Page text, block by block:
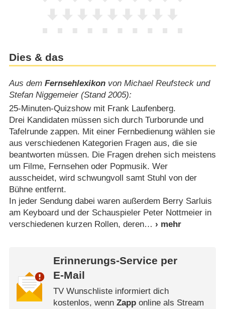
Dies & das
Aus dem Fernsehlexikonvon Michael Reufsteck und
Stefan Niggemeier (Stand 2005):
25-Minuten-Quizshow mit Frank Laufenberg.
Drei Kandidaten müssen sich durch Turborunde und
Tafelrunde zappen. Mit einer Fernbedienung wählen sie
aus verschiedenen Kategorien Fragen aus, die sie
beantworten müssen. Die Fragen drehen sich meistens
um Filme, Fernsehen oder Popmusik. Wer
ausscheidet, wird schwungvoll samt Stuhl von der
Bühne entfernt.
In jeder Sendung dabei waren außerdem Berry Sarluis
am Keyboard und der Schauspieler Peter Nottmeier in
verschiedenen kurzen Rollen, deren
Erinnerungs-Service per
E-Mail
TV Wunschliste informiert dich
kostenlos, wenn Zapponline als Stream